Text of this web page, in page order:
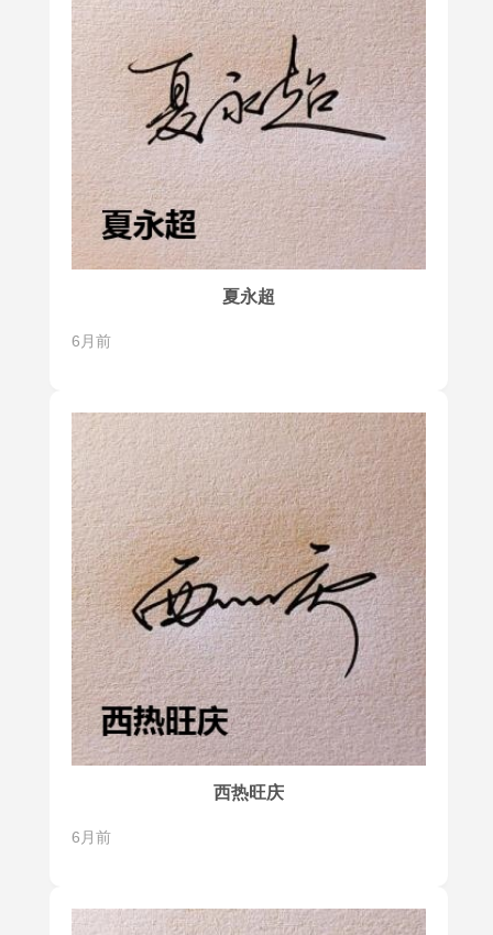
夏永超
6月前
西热旺庆
6月前